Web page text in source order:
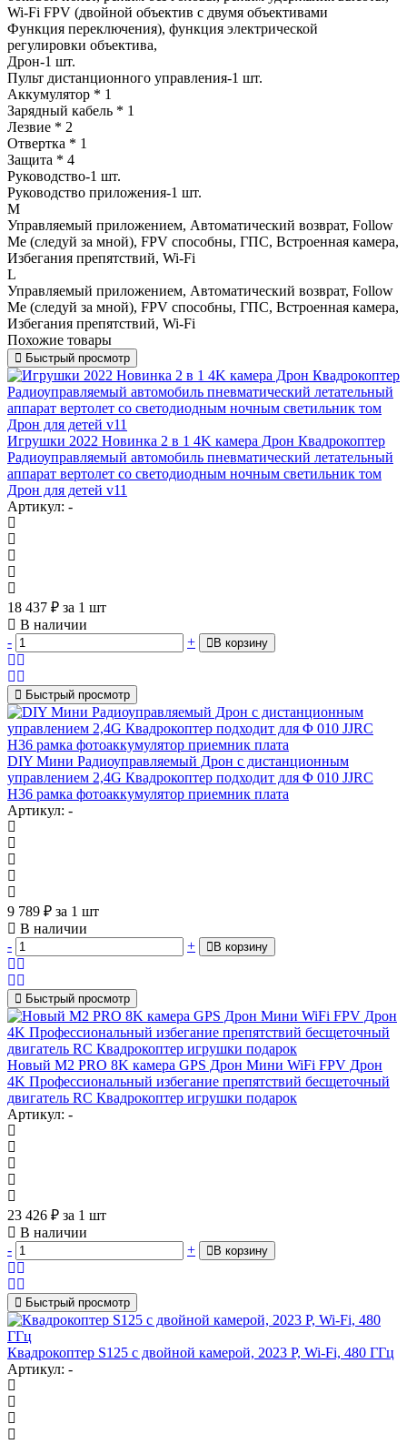
Wi-Fi FPV (двойной объектив с двумя объективами
Функция переключения), функция электрической
регулировки объектива,
Дрон-1 шт.
Пульт дистанционного управления-1 шт.
Аккумулятор * 1
Зарядный кабель * 1
Лезвие * 2
Отвертка * 1
Защита * 4
Руководство-1 шт.
Руководство приложения-1 шт.
M
Управляемый приложением, Автоматический возврат, Follow
Me (следуй за мной), FPV способны, ГПС, Встроенная камера,
Избегания препятствий, Wi-Fi
L
Управляемый приложением, Автоматический возврат, Follow
Me (следуй за мной), FPV способны, ГПС, Встроенная камера,
Избегания препятствий, Wi-Fi
Похожие товары
Быстрый просмотр
Игрушки 2022 Новинка 2 в 1 4K камера Дрон Квадрокоптер
Радиоуправляемый автомобиль пневматический летательный
аппарат вертолет со светодиодным ночным светильник том
Дрон для детей v11
Артикул: -
18 437 ₽ за 1 шт
В наличии
-
+ В корзину
Быстрый просмотр
DIY Мини Радиоуправляемый Дрон с дистанционным
управлением 2,4G Квадрокоптер подходит для Φ 010 JJRC
H36 рамка фотоаккумулятор приемник плата
Артикул: -
9 789 ₽ за 1 шт
В наличии
-
+ В корзину
Быстрый просмотр
Новый M2 PRO 8K камера GPS Дрон Мини WiFi FPV Дрон
4K Профессиональный избегание препятствий бесщеточный
двигатель RC Квадрокоптер игрушки подарок
Артикул: -
23 426 ₽ за 1 шт
В наличии
-
+ В корзину
Быстрый просмотр
Квадрокоптер S125 с двойной камерой, 2023 P, Wi-Fi, 480 ГГц
Артикул: -